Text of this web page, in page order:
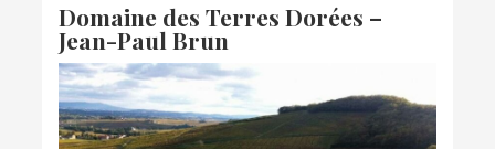
Domaine des Terres Dorées –
Jean-Paul Brun